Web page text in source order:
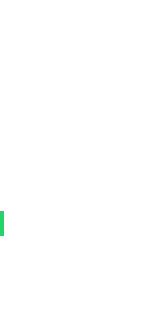
k moru lehátka a slnečníky za poplatok